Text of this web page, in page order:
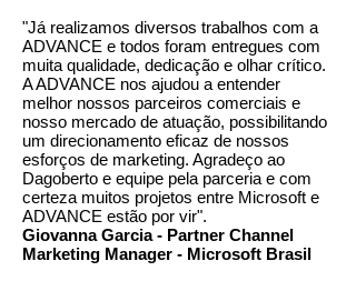
"Já realizamos diversos trabalhos com a
ADVANCE e todos foram entregues com
muita qualidade, dedicação e olhar crítico.
A ADVANCE nos ajudou a entender
melhor nossos parceiros comerciais e
nosso mercado de atuação, possibilitando
um direcionamento eficaz de nossos
esforços de marketing. Agradeço ao
Dagoberto e equipe pela parceria e com
certeza muitos projetos entre Microsoft e
ADVANCE estão por vir".
Giovanna Garcia - Partner Channel
Marketing Manager - Microsoft Brasil